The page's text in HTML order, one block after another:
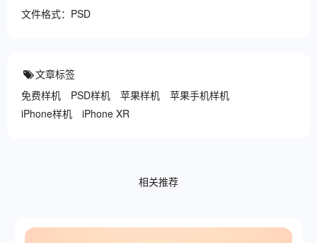
文件格式：PSD
文章标签
免费样机
PSD样机 苹果样机
苹果手机样机
iPhone样机
iPhone XR
相关推荐